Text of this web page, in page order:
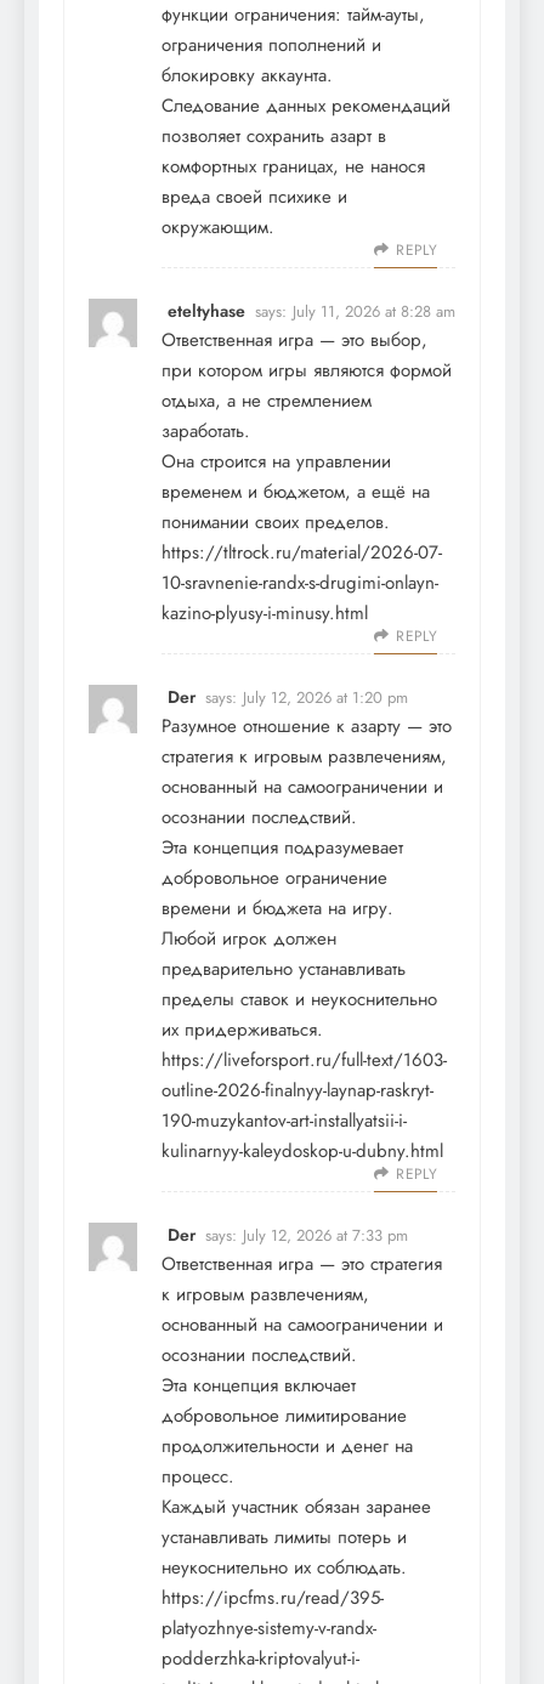
функции ограничения: тайм-ауты,
ограничения пополнений и
блокировку аккаунта.
Следование данных рекомендаций
позволяет сохранить азарт в
комфортных границах, не нанося
вреда своей психике и
окружающим.
REPLY
eteltyhase says: July 11, 2026 at 8:28 am
Ответственная игра — это выбор,
при котором игры являются формой
отдыха, а не стремлением
заработать.
Она строится на управлении
временем и бюджетом, а ещё на
понимании своих пределов.
https://tltrock.ru/material/2026-07-
10-sravnenie-randx-s-drugimi-onlayn-
kazino-plyusy-i-minusy.html
REPLY
Der says: July 12, 2026 at 1:20 pm
Разумное отношение к азарту — это
стратегия к игровым развлечениям,
основанный на самоограничении и
осознании последствий.
Эта концепция подразумевает
добровольное ограничение
времени и бюджета на игру.
Любой игрок должен
предварительно устанавливать
пределы ставок и неукоснительно
их придерживаться.
https://liveforsport.ru/full-text/1603-
outline-2026-finalnyy-laynap-raskryt-
190-muzykantov-art-installyatsii-i-
kulinarnyy-kaleydoskop-u-dubny.html
REPLY
Der says: July 12, 2026 at 7:33 pm
Ответственная игра — это стратегия
к игровым развлечениям,
основанный на самоограничении и
осознании последствий.
Эта концепция включает
добровольное лимитирование
продолжительности и денег на
процесс.
Каждый участник обязан заранее
устанавливать лимиты потерь и
неукоснительно их соблюдать.
https://ipcfms.ru/read/395-
platyozhnye-sistemy-v-randx-
podderzhka-kriptovalyut-i-